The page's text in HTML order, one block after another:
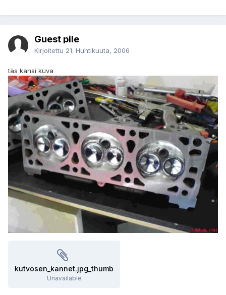
Guest pile
Kirjoitettu 21. Huhtikuuta, 2006
täs kansi kuva
kutvosen_kannet.jpg_thumb
Unavailable